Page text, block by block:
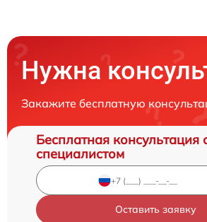
Нужна
Закажите бесплатную
Бесплатная консультация
специалистом
Оставить заявку